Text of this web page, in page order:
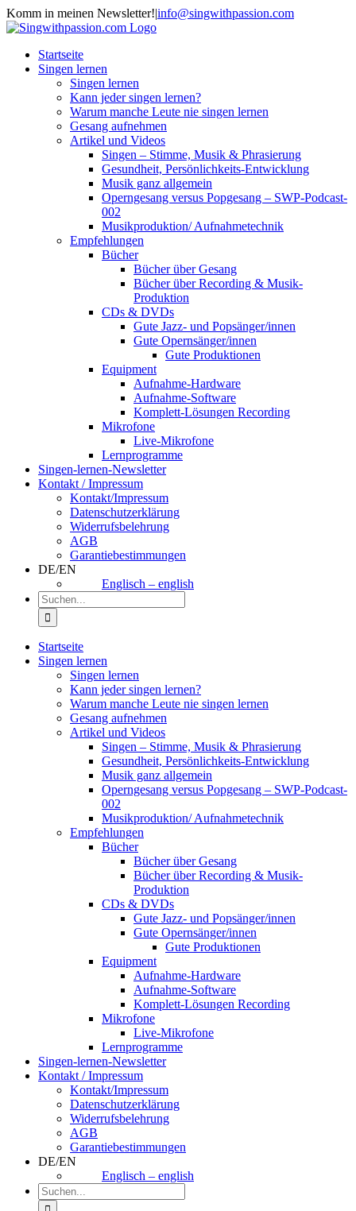
Zum
Inhalt
Komm in meinen Newsletter!|info@singwithpassion.com
Facebook
Twitter
YouTube
E-
Startseite
Singen lernen
Singen lernen
Kann jeder singen lernen?
Warum manche Leute nie singen lernen
Gesang aufnehmen
Artikel und Videos
Singen – Stimme, Musik & Phrasierung
Gesundheit, Persönlichkeits-Entwicklung
Musik ganz allgemein
Operngesang versus Popgesang – SWP-Podcast-
002
Musikproduktion/ Aufnahmetechnik
Empfehlungen
Bücher
Bücher über Gesang
Bücher über Recording & Musik-
Produktion
CDs & DVDs
Gute Jazz- und Popsänger/innen
Gute Opernsänger/innen
Gute Produktionen
Equipment
Aufnahme-Hardware
Aufnahme-Software
Komplett-Lösungen Recording
Mikrofone
Live-Mikrofone
Lernprogramme
Singen-lernen-Newsletter
Kontakt / Impressum
Kontakt/Impressum
Datenschutzerklärung
Widerrufsbelehrung
AGB
Garantiebestimmungen
DE/EN
Englisch – english
Suche
nach:
Startseite
Singen lernen
Singen lernen
Kann jeder singen lernen?
Warum manche Leute nie singen lernen
Gesang aufnehmen
Artikel und Videos
Singen – Stimme, Musik & Phrasierung
Gesundheit, Persönlichkeits-Entwicklung
Musik ganz allgemein
Operngesang versus Popgesang – SWP-Podcast-
002
Musikproduktion/ Aufnahmetechnik
Empfehlungen
Bücher
Bücher über Gesang
Bücher über Recording & Musik-
Produktion
CDs & DVDs
Gute Jazz- und Popsänger/innen
Gute Opernsänger/innen
Gute Produktionen
Equipment
Aufnahme-Hardware
Aufnahme-Software
Komplett-Lösungen Recording
Mikrofone
Live-Mikrofone
Lernprogramme
Singen-lernen-Newsletter
Kontakt / Impressum
Kontakt/Impressum
Datenschutzerklärung
Widerrufsbelehrung
AGB
Garantiebestimmungen
DE/EN
Englisch – english
Suche
nach: